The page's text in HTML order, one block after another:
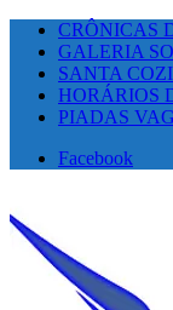
CRÔNICAS
GALERIA
SANTA
HORÁRIOS
PIADAS
Facebook